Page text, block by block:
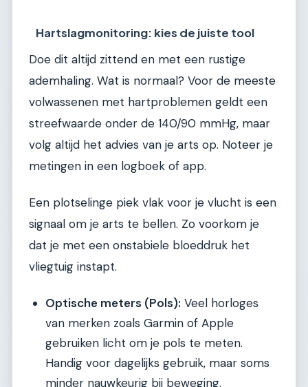
Hartslagmonitoring: kies de juiste tool
Doe dit altijd zittend en met een rustige
ademhaling. Wat is normaal? Voor de meeste
volwassenen met hartproblemen geldt een
streefwaarde onder de 140/90 mmHg, maar
volg altijd het advies van je arts op. Noteer je
metingen in een logboek of app.
Een plotselinge piek vlak voor je vlucht is een
signaal om je arts te bellen. Zo voorkom je
dat je met een onstabiele bloeddruk het
vliegtuig instapt.
Optische meters (Pols): Veel horloges
van merken zoals Garmin of Apple
gebruiken licht om je pols te meten.
Handig voor dagelijks gebruik, maar soms
minder nauwkeurig bij beweging.